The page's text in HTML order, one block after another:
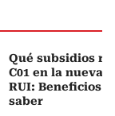
Qué subsidios
C01 en la nueva
RUI: Beneficios
saber